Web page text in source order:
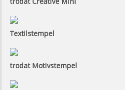
Textilstempel
trodat Motivstempel